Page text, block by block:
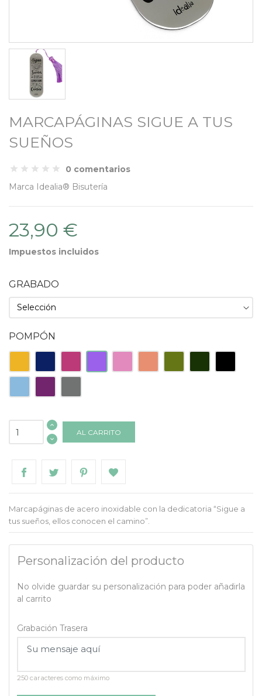
MARCAPÁGINAS SIGUE A TUS
SUEÑOS
0 comentarios
Marca Idealia® Bisutería
23,90 €
Impuestos incluidos
GRABADO
POMPÓN
AmarilloAzul
Oscuro
Fucsia SalmónVerde
Claro
Verde
Oscuro
Negro
CelesteMorado
AL CARRITO
Marcapáginas de acero inoxidable con la dedicatoria “Sigue a
tus sueños, ellos conocen el camino”.
Personalización del producto
No olvide guardar su personalización para poder añadirla
al carrito
Grabación Trasera
250 caracteres como máximo